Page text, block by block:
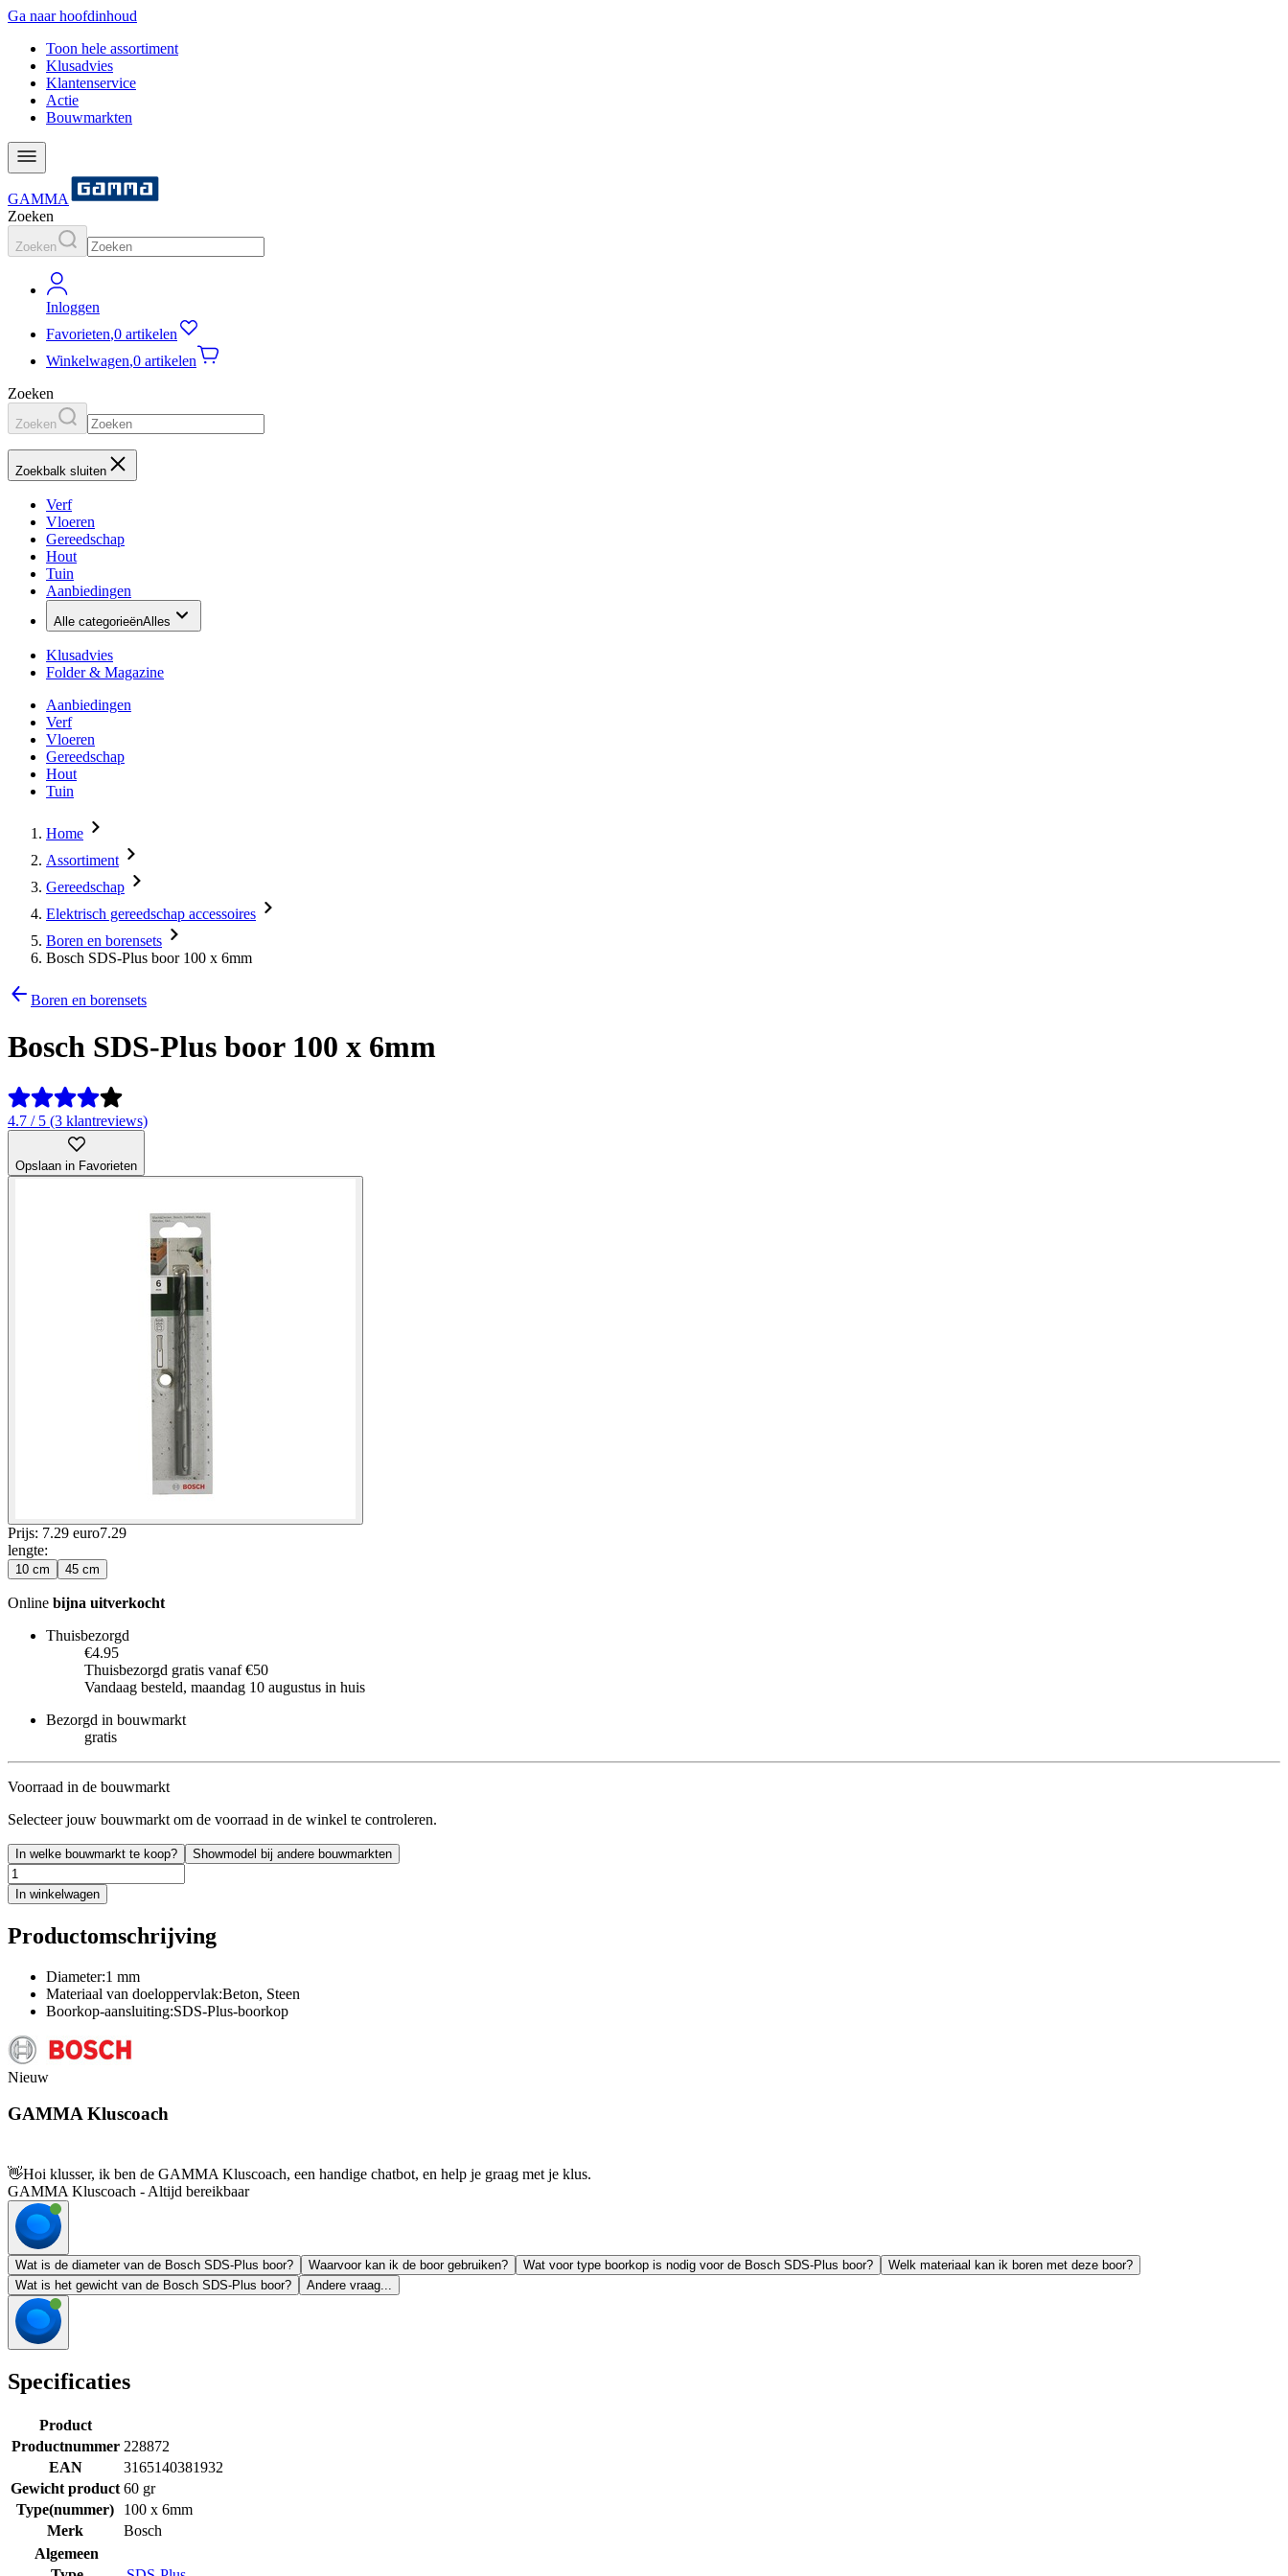
Ga naar hoofdinhoud
Toon hele assortiment
Klusadvies
Klantenservice
Actie
Bouwmarkten
GAMMA
Zoeken
Zoeken
Inloggen
Favorieten,0 artikelen
Winkelwagen,0 artikelen
Zoeken
Zoeken
Zoekbalk sluiten
Verf
Vloeren
Gereedschap
Hout
Tuin
Aanbiedingen
Alle categorieënAlles
Klusadvies
Folder & Magazine
Aanbiedingen
Verf
Vloeren
Gereedschap
Hout
Tuin
Home
Assortiment
Gereedschap
Elektrisch gereedschap accessoires
Boren en borensets
Bosch SDS-Plus boor 100 x 6mm
Boren en borensets
Bosch SDS-Plus boor 100 x 6mm
4.7 / 5 (3 klantreviews)
Opslaan in Favorieten
Prijs: 7.29 euro7.29
lengte:
10 cm 45 cm
Online bijna uitverkocht
Thuisbezorgd
€4.95
Thuisbezorgd gratis vanaf €50
Vandaag besteld, maandag 10 augustus in huis
Bezorgd in bouwmarkt
gratis
Voorraad in de bouwmarkt
Selecteer jouw bouwmarkt om de voorraad in de winkel te controleren.
In welke bouwmarkt te koop? Showmodel bij andere bouwmarkten
In winkelwagen
Productomschrijving
Diameter:1 mm
Materiaal van doeloppervlak:Beton, Steen
Boorkop-aansluiting:SDS-Plus-boorkop
Nieuw
GAMMA Kluscoach
👋Hoi klusser, ik ben de GAMMA Kluscoach, een handige chatbot, en help je graag met je klus.
GAMMA Kluscoach - Altijd bereikbaar
Wat is de diameter van de Bosch SDS-Plus boor? Waarvoor kan ik de boor gebruiken? Wat voor type boorkop is nodig voor de Bosch SDS-Plus boor?
Welk materiaal kan ik boren met deze boor?
Wat is het gewicht van de Bosch SDS-Plus boor?
Andere vraag...
Specificaties
Product
Productnummer 228872
EAN
3165140381932
Gewicht product 60 gr
Type(nummer)
100 x 6mm
Merk
Bosch
Algemeen